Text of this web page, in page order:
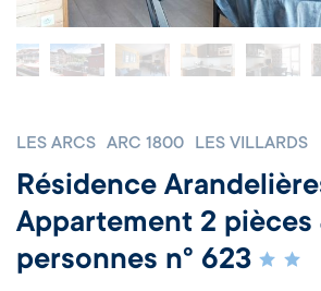
LES ARCS ARC 1800 LES VILLARDS
Résidence
Appartement 2 pièces
personnes n° 623